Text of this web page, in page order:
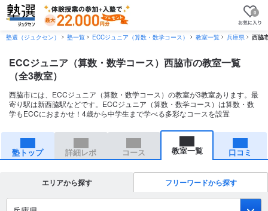
0
塾選（ジュクセン） 塾一覧 ECCジュニア（算数・数学コース） 教室一覧 兵庫県 西脇
ECCジュニア（算数・数学コース）西脇市の教室一覧
（全3教室）
西脇市には、ECCジュニア（算数・数学コース）の教室が3教室あります。最
寄り駅は新西脇駅などです。ECCジュニア（算数・数学コース）は算数・数
学もECCにおまかせ！4歳から中学生まで学べる多彩なコースを設置
塾トップ 詳細レポ コース 教室一覧 口コミ
エリアから探す フリーワードから探す